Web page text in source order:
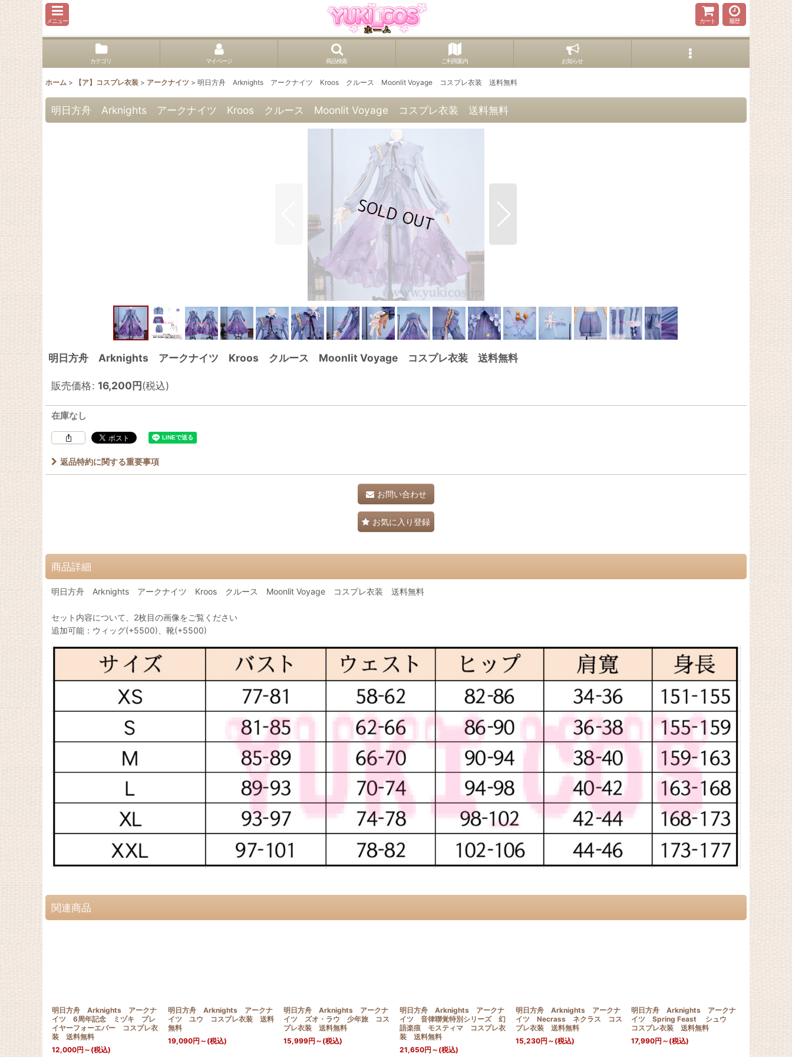
メニュー カート 履歴
カテゴリ マイページ 商品検索 ご利用案内 お知らせ
ホーム > 【ア】コスプレ衣装 > アークナイツ > 明日方舟 Arknights アークナイツ Kroos クルース Moonlit Voyage コスプレ衣装 送料無料
明日方舟 Arknights アークナイツ Kroos クルース Moonlit Voyage コスプレ衣装 送料無料
明日方舟 Arknights アークナイツ Kroos クルース Moonlit Voyage コスプレ衣装 送料無料
販売価格: 16,200円(税込)
在庫なし
返品特約に関する重要事項
お問い合わせ
お気に入り登録
商品詳細
明日方舟 Arknights アークナイツ Kroos クルース Moonlit Voyage コスプレ衣装 送料無料
セット内容について、2枚目の画像をご覧ください
追加可能：ウィッグ(+5500)、靴(+5500)
関連商品
明日方舟 Arknights アークナ
イツ 6周年記念 ミヅキ プレ
イヤーフォーエバー コスプレ衣
装 送料無料
12,000円 ～ (税込)
明日方舟 Arknights アークナ
イツ ユウ コスプレ衣装 送料
無料
19,090円 ～ (税込)
明日方舟 Arknights アークナ
イツ ズオ・ラウ 少年旅 コス
プレ衣装 送料無料
15,999円 ～ (税込)
明日方舟 Arknights アークナ
イツ 音律聯覚特別シリーズ 幻
語楽痕 モスティマ コスプレ衣
装 送料無料
21,650円 ～ (税込)
明日方舟 Arknights アークナ
イツ Necrass ネクラス コス
プレ衣装 送料無料
15,230円 ～ (税込)
明日方舟 Arknights アークナ
イツ Spring Feast シュウ
コスプレ衣装 送料無料
17,990円 ～ (税込)